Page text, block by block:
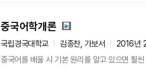
중국어학개론
국립경국대학교 김종찬, 가보서
2016년
중국어를 배울 시 기본 원리를 알고 있으면 훨